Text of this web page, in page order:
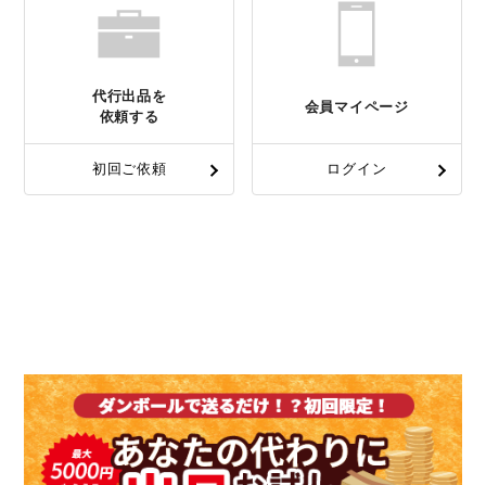
代行出品を
依頼する
初回ご依頼
会員マイページ
ログイン